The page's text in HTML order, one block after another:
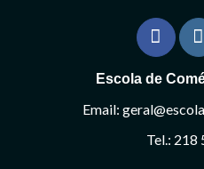
Escola de
Email:
Tel.: 218